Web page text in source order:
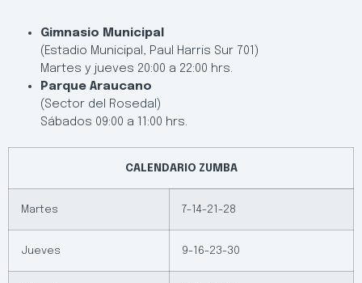
Gimnasio Municipal
(Estadio Municipal, Paul Harris Sur 701)
Martes y jueves 20:00 a 22:00 hrs.
Parque Araucano
(Sector del Rosedal)
Sábados 09:00 a 11:00 hrs.
CALENDARIO ZUMBA
Martes 7-14-21-28
Jueves 9-16-23-30